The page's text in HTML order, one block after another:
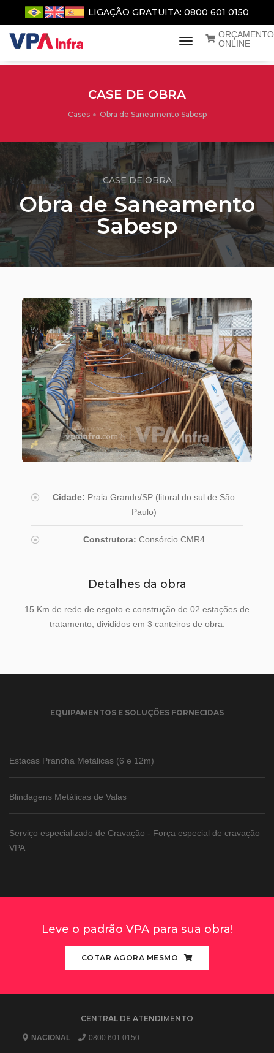
LIGAÇÃO GRATUITA: 0800 601 0150
menu de
ORÇAMENTO
ONLINE
CASE DE OBRA
Cases Obra de Saneamento Sabesp
CASE DE OBRA
Obra de Saneamento
Sabesp
Cidade: Praia Grande/SP (litoral do sul de São
Paulo)
Construtora: Consórcio CMR4
Detalhes da obra
15 Km de rede de esgoto e construção de 02 estações de
tratamento, divididos em 3 canteiros de obra.
EQUIPAMENTOS E SOLUÇÕES FORNECIDAS
Estacas Prancha Metálicas (6 e 12m)
Blindagens Metálicas de Valas
Serviço especializado de Cravação - Força especial de cravação
VPA
Leve o padrão VPA para sua obra!
COTAR AGORA MESMO
CENTRAL DE ATENDIMENTO
NACIONAL 0800 601 0150